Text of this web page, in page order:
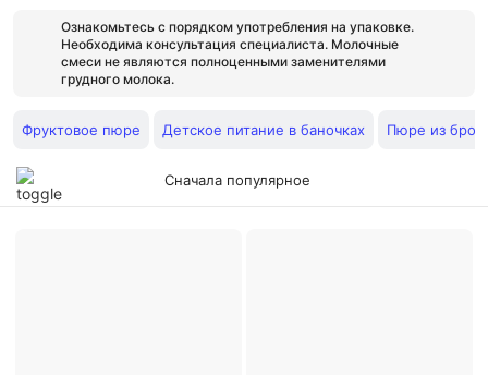
Ознакомьтесь с порядком употребления на упаковке.
Необходима консультация специалиста. Молочные
смеси не являются полноценными заменителями
грудного молока.
Фруктовое пюре Детское питание в баночках Пюре из
Сначала популярное